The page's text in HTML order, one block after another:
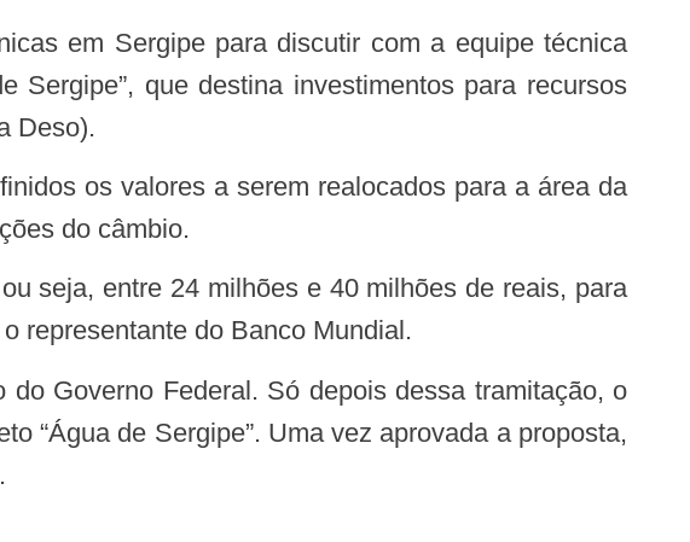
Sergipe”, que destina investimentos para recursos
Deso).
do câmbio.
representante do Banco Mundial.
“Água de Sergipe”. Uma vez aprovada a proposta,